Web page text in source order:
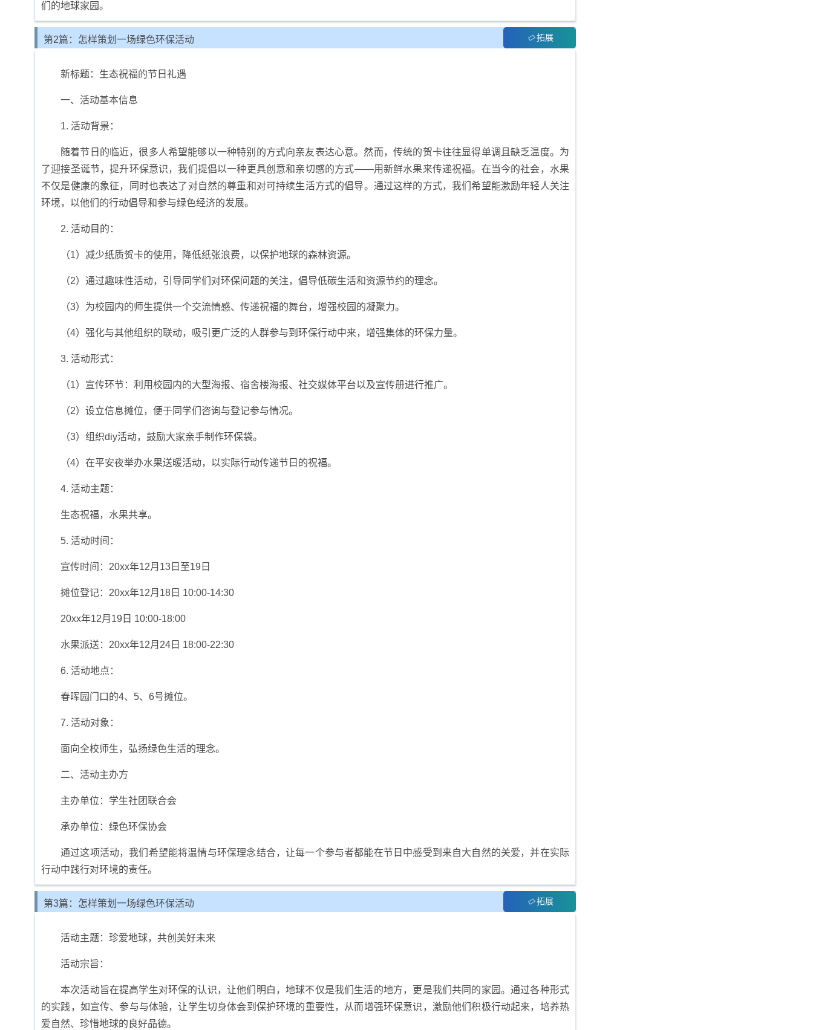
们的地球家园。
第2篇：怎样策划一场绿色环保活动 拓展
新标题：生态祝福的节日礼遇
一、活动基本信息
1. 活动背景：
随着节日的临近，很多人希望能够以一种特别的方式向亲友表达心意。然而，传统的贺卡往往显得单调且缺乏温度。为
了迎接圣诞节，提升环保意识，我们提倡以一种更具创意和亲切感的方式——用新鲜水果来传递祝福。在当今的社会，水果
不仅是健康的象征，同时也表达了对自然的尊重和对可持续生活方式的倡导。通过这样的方式，我们希望能激励年轻人关注
环境，以他们的行动倡导和参与绿色经济的发展。
2. 活动目的：
（1）减少纸质贺卡的使用，降低纸张浪费，以保护地球的森林资源。
（2）通过趣味性活动，引导同学们对环保问题的关注，倡导低碳生活和资源节约的理念。
（3）为校园内的师生提供一个交流情感、传递祝福的舞台，增强校园的凝聚力。
（4）强化与其他组织的联动，吸引更广泛的人群参与到环保行动中来，增强集体的环保力量。
3. 活动形式：
（1）宣传环节：利用校园内的大型海报、宿舍楼海报、社交媒体平台以及宣传册进行推广。
（2）设立信息摊位，便于同学们咨询与登记参与情况。
（3）组织diy活动，鼓励大家亲手制作环保袋。
（4）在平安夜举办水果送暖活动，以实际行动传递节日的祝福。
4. 活动主题：
生态祝福，水果共享。
5. 活动时间：
宣传时间：20xx年12月13日至19日
摊位登记：20xx年12月18日 10:00-14:30
20xx年12月19日 10:00-18:00
水果派送：20xx年12月24日 18:00-22:30
6. 活动地点：
春晖园门口的4、5、6号摊位。
7. 活动对象：
面向全校师生，弘扬绿色生活的理念。
二、活动主办方
主办单位：学生社团联合会
承办单位：绿色环保协会
通过这项活动，我们希望能将温情与环保理念结合，让每一个参与者都能在节日中感受到来自大自然的关爱，并在实际
行动中践行对环境的责任。
第3篇：怎样策划一场绿色环保活动 拓展
活动主题：珍爱地球，共创美好未来
活动宗旨：
本次活动旨在提高学生对环保的认识，让他们明白，地球不仅是我们生活的地方，更是我们共同的家园。通过各种形式
的实践，如宣传、参与与体验，让学生切身体会到保护环境的重要性，从而增强环保意识，激励他们积极行动起来，培养热
爱自然、珍惜地球的良好品德。